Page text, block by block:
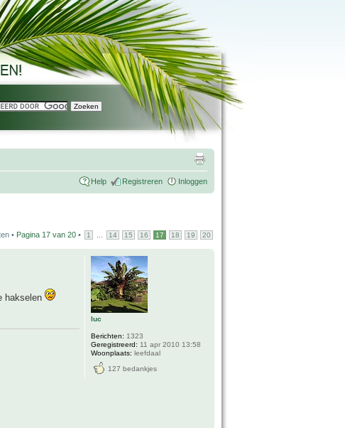
Help Registreren Inloggen
• Pagina 17 van 20 • 1 14 15 16 17 18 19 20
hakselen
luc
Berichten: 1323
Geregistreerd: 11 apr 2010 13:58
Woonplaats: leefdaal
127 bedankjes